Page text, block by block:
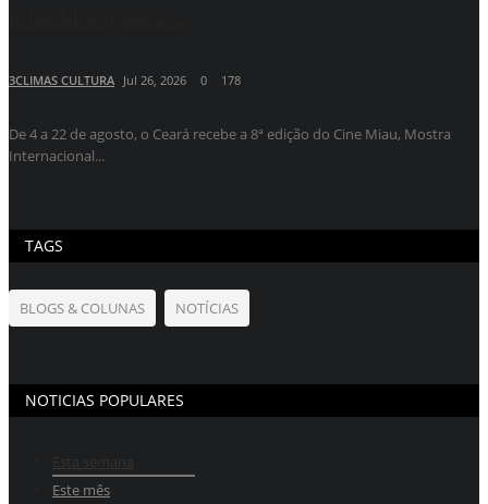
3CLIMAS CULTURA Jul 26, 2026 0 178
De 4 a 22 de agosto, o Ceará recebe a 8ª edição do Cine Miau, Mostra
Internacional...
TAGS
BLOGS & COLUNAS NOTÍCIAS
NOTICIAS POPULARES
Este mês